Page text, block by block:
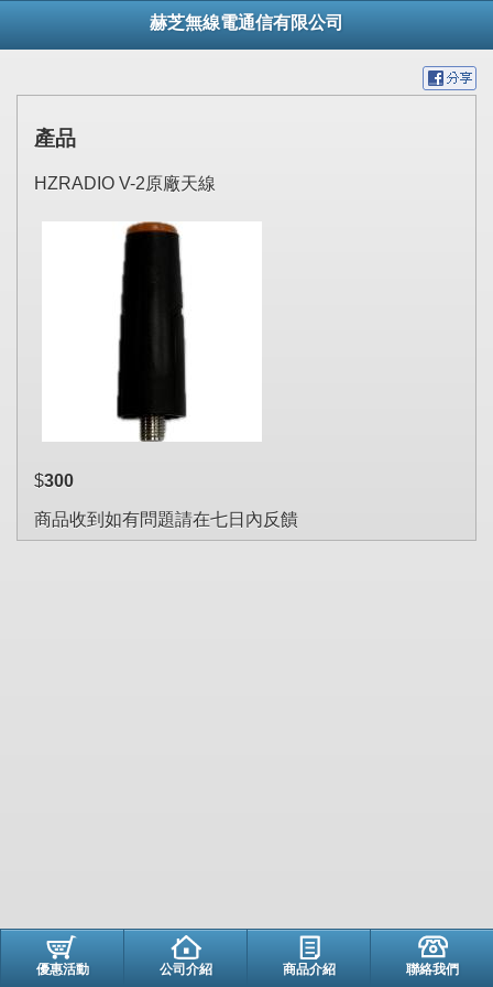
赫芝無線電通信有限公司
產品
HZRADIO V-2原廠天線
$300
商品收到如有問題請在七日內反饋
優惠活動 公司介紹 商品介紹 聯絡我們